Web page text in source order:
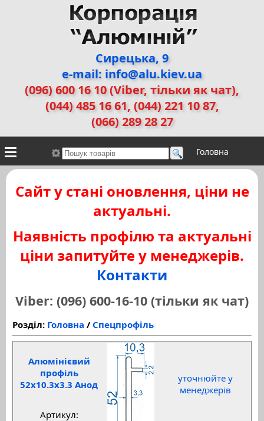
Сирецька, 9
e-mail: info@alu.kiev.ua
(096) 600 16 10 (Viber, тільки як чат),
(044) 485 16 61, (044) 221 10 87,
(066) 289 28 27
Головна
Двері прихованого монтажу
Сайт у стані оновлення, ціни не
актуальні.
Наявність профілю та актуальні
ціни запитуйте у менеджерів.
Контакти
Viber: (096) 600-16-10 (тільки як чат)
Розділ: Головна / Спецпрофіль
Алюмінієвий
профіль
52x10.3x3.3 Анод
уточнюйте у
менеджерів
Артикул: